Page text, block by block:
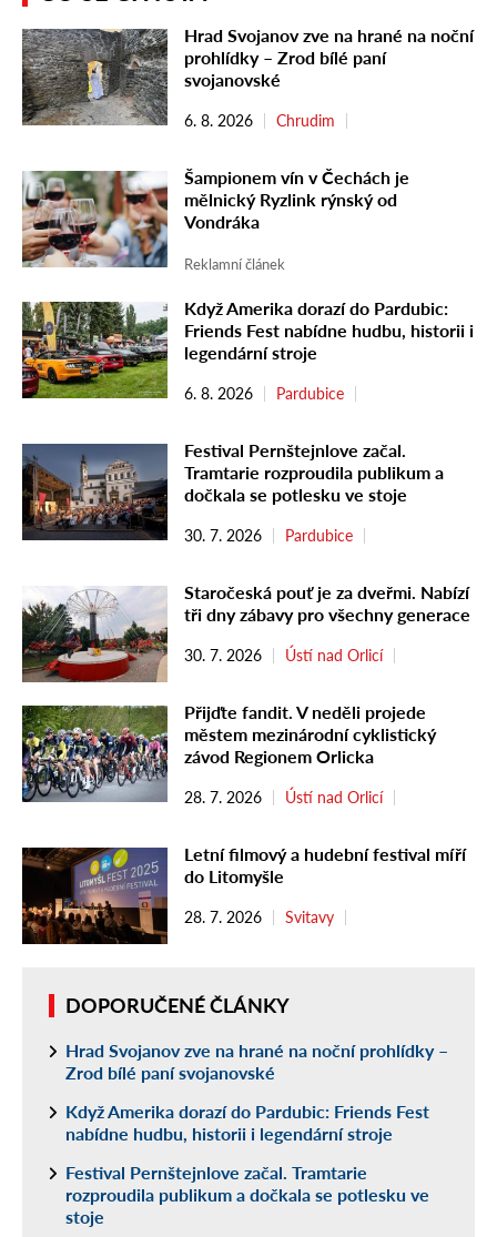
Hrad Svojanov zve na hrané na noční
prohlídky – Zrod bílé paní
svojanovské
6. 8. 2026 Chrudim
Šampionem vín v Čechách je
mělnický Ryzlink rýnský od
Vondráka
Reklamní článek
Když Amerika dorazí do Pardubic:
Friends Fest nabídne hudbu, historii i
legendární stroje
6. 8. 2026 Pardubice
Festival Pernštejnlove začal.
Tramtarie rozproudila publikum a
dočkala se potlesku ve stoje
30. 7. 2026 Pardubice
Staročeská pouť je za dveřmi. Nabízí
tři dny zábavy pro všechny generace
30. 7. 2026 Ústí nad Orlicí
Přijďte fandit. V neděli projede
městem mezinárodní cyklistický
závod Regionem Orlicka
28. 7. 2026 Ústí nad Orlicí
Letní filmový a hudební festival míří
do Litomyšle
28. 7. 2026 Svitavy
DOPORUČENÉ ČLÁNKY
Hrad Svojanov zve na hrané na noční prohlídky –
Zrod bílé paní svojanovské
Když Amerika dorazí do Pardubic: Friends Fest
nabídne hudbu, historii i legendární stroje
Festival Pernštejnlove začal. Tramtarie
rozproudila publikum a dočkala se potlesku ve
stoje